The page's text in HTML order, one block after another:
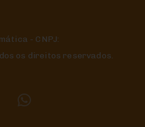
- CNPJ:
os direitos reservados.